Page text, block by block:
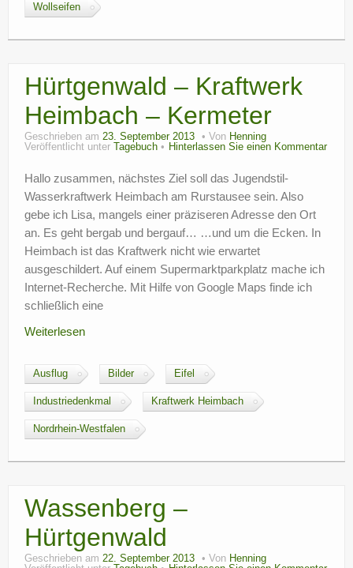
Wollseifen
Hürtgenwald – Kraftwerk
Heimbach – Kermeter
Geschrieben am 23. September 2013 Von Henning
Veröffentlicht unter
Tagebuch Hinterlassen Sie einen Kommentar
Hallo zusammen, nächstes Ziel soll das Jugendstil-
Wasserkraftwerk Heimbach am Rurstausee sein. Also
gebe ich Lisa, mangels einer präziseren Adresse den Ort
an. Es geht bergab und bergauf… …und um die Ecken. In
Heimbach ist das Kraftwerk nicht wie erwartet
ausgeschildert. Auf einem Supermarktparkplatz mache ich
Internet-Recherche. Mit Hilfe von Google Maps finde ich
schließlich eine
Weiterlesen
Ausflug Bilder Eifel
Industriedenkmal Kraftwerk Heimbach
Nordrhein-Westfalen
Wassenberg –
Hürtgenwald
Geschrieben am 22. September 2013 Von Henning